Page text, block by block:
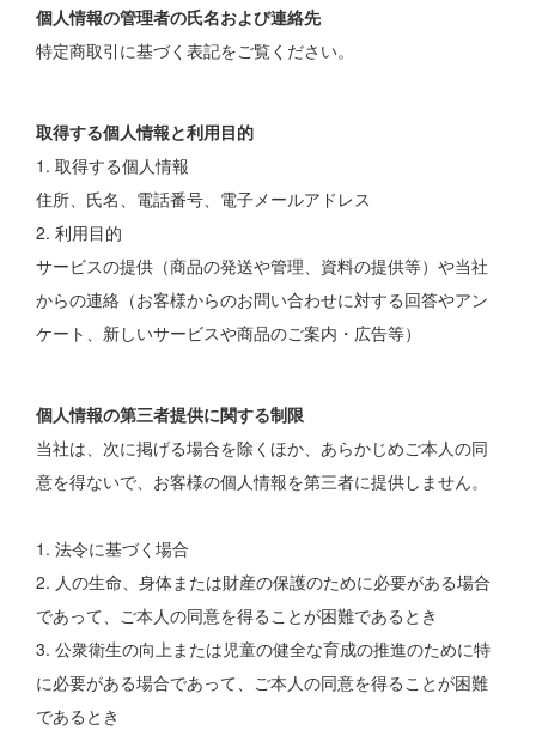
個人情報の管理者の氏名および連絡先
特定商取引に基づく表記をご覧ください。
取得する個人情報と利用目的
1. 取得する個人情報
住所、氏名、電話番号、電子メールアドレス
2. 利用目的
サービスの提供（商品の発送や管理、資料の提供等）や当社
からの連絡（お客様からのお問い合わせに対する回答やアン
ケート、新しいサービスや商品のご案内・広告等）
個人情報の第三者提供に関する制限
当社は、次に掲げる場合を除くほか、あらかじめご本人の同
意を得ないで、お客様の個人情報を第三者に提供しません。
1. 法令に基づく場合
2. 人の生命、身体または財産の保護のために必要がある場合
であって、ご本人の同意を得ることが困難であるとき
3. 公衆衛生の向上または児童の健全な育成の推進のために特
に必要がある場合であって、ご本人の同意を得ることが困難
であるとき